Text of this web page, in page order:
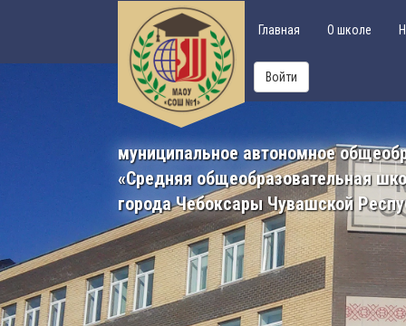
Главная О школе
Войти
муниципальное автономное
«Средняя общеобразовательная
города Чебоксары Чувашской